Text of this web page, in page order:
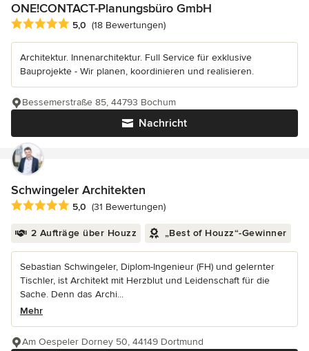
ONE!CONTACT-Planungsbüro GmbH
Durchschnittliche Bewertung: 5 von 5 Sternen
5,0 (18 Bewertungen)
Architektur. Innenarchitektur. Full Service für exklusive
Bauprojekte - Wir planen, koordinieren und realisieren.
Nachricht
Bessemerstraße 85, 44793 Bochum
Schwingeler Architekten
Durchschnittliche Bewertung: 5 von 5 Sternen
5,0 (31 Bewertungen)
2 Aufträge über Houzz „Best of Houzz“-Gewinner
Sebastian Schwingeler, Diplom-Ingenieur (FH) und gelernter
Tischler, ist Architekt mit Herzblut und Leidenschaft für die
Sache. Denn das Archi...
Mehr
Am Oespeler Dorney 50, 44149 Dortmund